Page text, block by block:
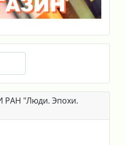
РАН "Люди. Эпохи.